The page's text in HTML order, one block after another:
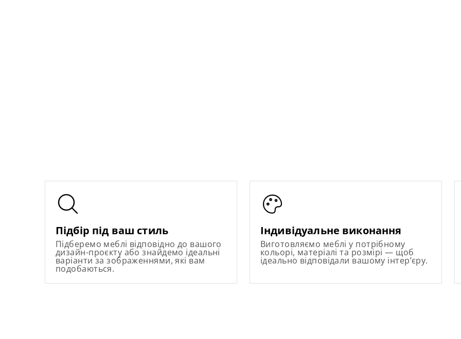
Підбір під ваш стиль
Підберемо меблі відповідно до вашого
дизайн-проєкту або знайдемо ідеальні
варіанти за зображеннями, які вам
подобаються.
Індивідуальне виконання
Виготовляємо меблі у потрібному
кольорі, матеріалі та розмірі — щоб
ідеально відповідали вашому інтер’єру.